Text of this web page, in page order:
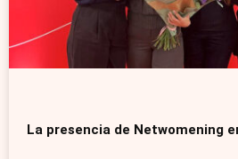
La presencia de Netwomening